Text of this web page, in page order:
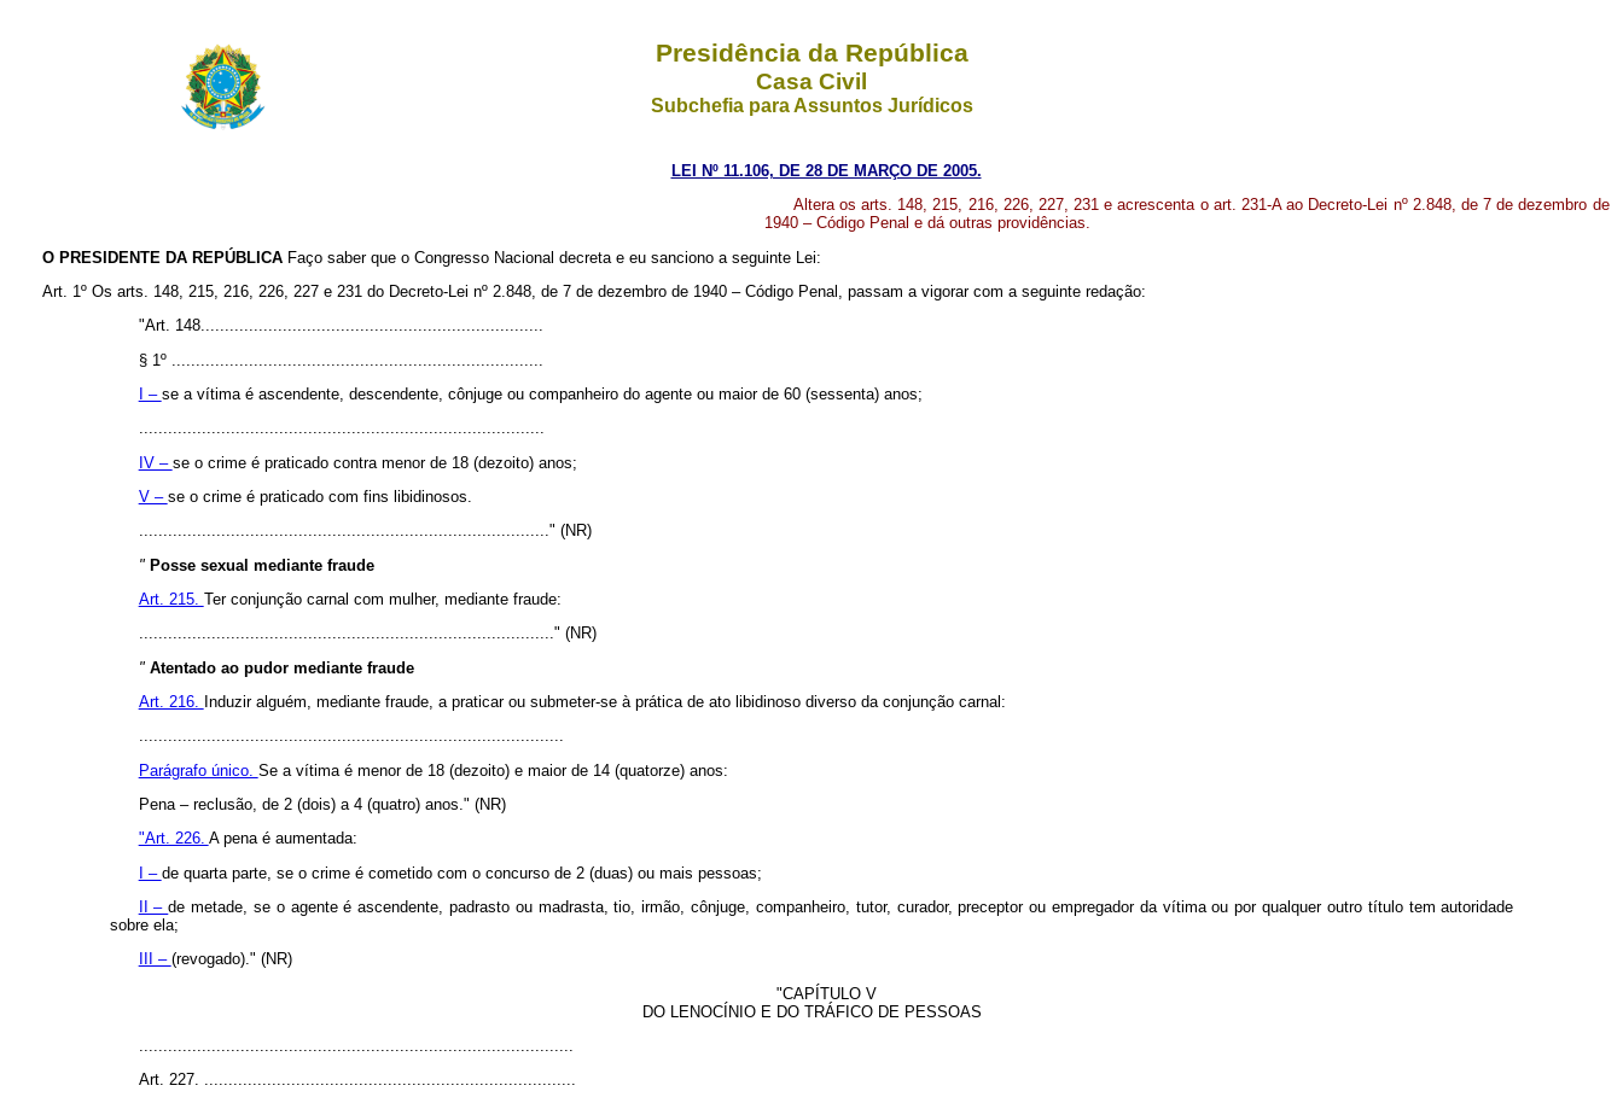
Presidência da República
Casa Civil
Subchefia para Assuntos Jurídicos
LEI Nº 11.106, DE 28 DE MARÇO DE 2005.
Altera os arts. 148, 215, 216, 226, 227, 231 e acrescenta o art. 231-A ao Decreto-Lei nº 2.848, de 7 de dezembro de
1940 – Código Penal e dá outras providências.
O PRESIDENTE DA REPÚBLICA Faço saber que o Congresso Nacional decreta e eu sanciono a seguinte Lei:
Art. 1º Os arts. 148, 215, 216, 226, 227 e 231 do Decreto-Lei nº 2.848, de 7 de dezembro de 1940 – Código Penal, passam a vigorar com a seguinte redação:
"Art. 148.......................................................................
§ 1º .............................................................................
I – se a vítima é ascendente, descendente, cônjuge ou companheiro do agente ou maior de 60 (sessenta) anos;
....................................................................................
IV – se o crime é praticado contra menor de 18 (dezoito) anos;
V – se o crime é praticado com fins libidinosos.
....................................................................................." (NR)
" Posse sexual mediante fraude
Art. 215. Ter conjunção carnal com mulher, mediante fraude:
......................................................................................" (NR)
" Atentado ao pudor mediante fraude
Art. 216.
Induzir alguém, mediante fraude, a praticar ou submeter-se à prática de ato libidinoso diverso da conjunção carnal:
........................................................................................
Parágrafo único. Se a vítima é menor de 18 (dezoito) e maior de 14 (quatorze) anos:
Pena – reclusão, de 2 (dois) a 4 (quatro) anos." (NR)
"Art. 226. A pena é aumentada:
I – de quarta parte, se o crime é cometido com o concurso de 2 (duas) ou mais pessoas;
II –de metade, se o agente é ascendente, padrasto ou madrasta, tio, irmão, cônjuge, companheiro, tutor, curador, preceptor ou empregador da vítima ou por qualquer outro título tem autoridade
sobre ela;
III – (revogado)." (NR)
"CAPÍTULO V
DO LENOCÍNIO E DO TRÁFICO DE PESSOAS
Art. 227. .............................................................................